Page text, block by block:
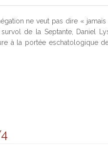
ne veut pas dire «
de la Septante, Daniel
à la portée eschatologique de